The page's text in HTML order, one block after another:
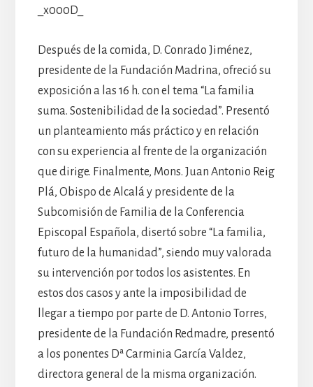
_x000D_
Después de la comida, D. Conrado Jiménez,
presidente de la Fundación Madrina, ofreció su
exposición a las 16 h. con el tema “La familia
suma. Sostenibilidad de la sociedad”. Presentó
un planteamiento más práctico y en relación
con su experiencia al frente de la organización
que dirige. Finalmente, Mons. Juan Antonio Reig
Plá, Obispo de Alcalá y presidente de la
Subcomisión de Familia de la Conferencia
Episcopal Española, disertó sobre “La familia,
futuro de la humanidad”, siendo muy valorada
su intervención por todos los asistentes. En
estos dos casos y ante la imposibilidad de
llegar a tiempo por parte de D. Antonio Torres,
presidente de la Fundación Redmadre, presentó
a los ponentes Dª Carminia García Valdez,
directora general de la misma organización.